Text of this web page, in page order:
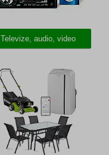
Televize, audio, video